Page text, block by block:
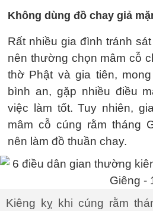
Không dùng đồ chay giả
Rất nhiều gia đình tránh
nên thường chọn mâm cỗ
thờ Phật và gia tiên,
bình an, gặp nhiều điều
việc làm tốt. Tuy nhiên,
mâm cỗ cúng rằm tháng
nên làm đồ thuần chay.
Kiêng kỵ khi cúng rằm